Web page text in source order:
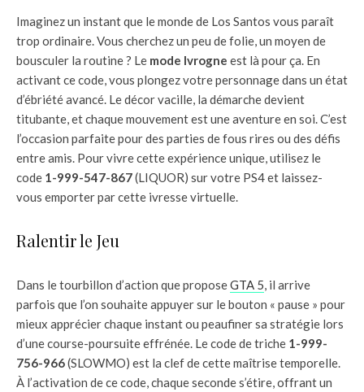
Imaginez un instant que le monde de Los Santos vous paraît
trop ordinaire. Vous cherchez un peu de folie, un moyen de
bousculer la routine ? Le mode Ivrogne est là pour ça. En
activant ce code, vous plongez votre personnage dans un état
d’ébriété avancé. Le décor vacille, la démarche devient
titubante, et chaque mouvement est une aventure en soi. C’est
l’occasion parfaite pour des parties de fous rires ou des défis
entre amis. Pour vivre cette expérience unique, utilisez le
code 1-999-547-867(LIQUOR) sur votre PS4 et laissez-
vous emporter par cette ivresse virtuelle.
Ralentir le Jeu
Dans le tourbillon d’action que proposeGTA 5, il arrive
parfois que l’on souhaite appuyer sur le bouton « pause » pour
mieux apprécier chaque instant ou peaufiner sa stratégie lors
d’une course-poursuite effrénée. Le code de triche 1-999-
756-966(SLOWMO) est la clef de cette maîtrise temporelle.
À l’activation de ce code, chaque seconde s’étire, offrant un